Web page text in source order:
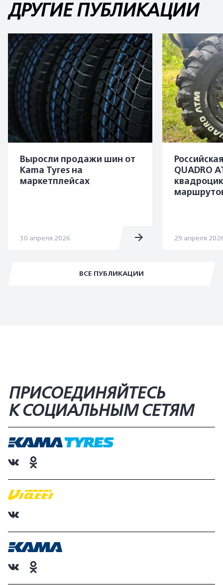
ДРУГИЕ ПУБЛИКАЦИИ
ВСЕ ПУБЛИКАЦИИ
Выросли продажи шин от
Kama Tyres на
маркетплейсах
30 апреля 2026
QUADRO
29 апреля
ПРИСОЕДИНЯЙТЕСЬ
К СОЦИАЛЬНЫМ СЕТЯМ